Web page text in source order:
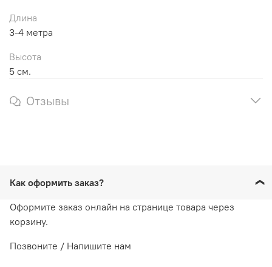
Длина
3-4 метра
Высота
5 см.
Отзывы
Как оформить заказ?
Оформите заказ онлайн на странице товара через
корзину.
Позвоните / Напишите нам